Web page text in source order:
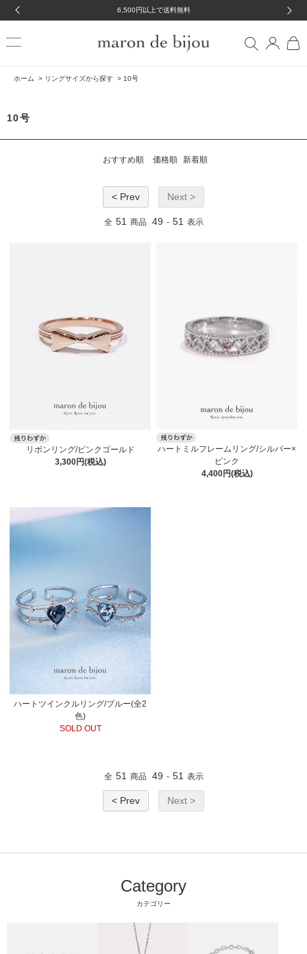
6,500円以上で送料無料
ホーム > リングサイズから探す > 10号
10号
おすすめ順 価格順 新着順
< Prev Next >
全 51 商品 49 - 51 表示
リボンリング/ピンクゴールド
3,300円(税込)
ハートミルフレームリング/シルバー×
ピンク
4,400円(税込)
ハートツインクルリング/ブルー(全2
色)
SOLD OUT
全 51 商品 49 - 51 表示
< Prev Next >
Category
カテゴリー